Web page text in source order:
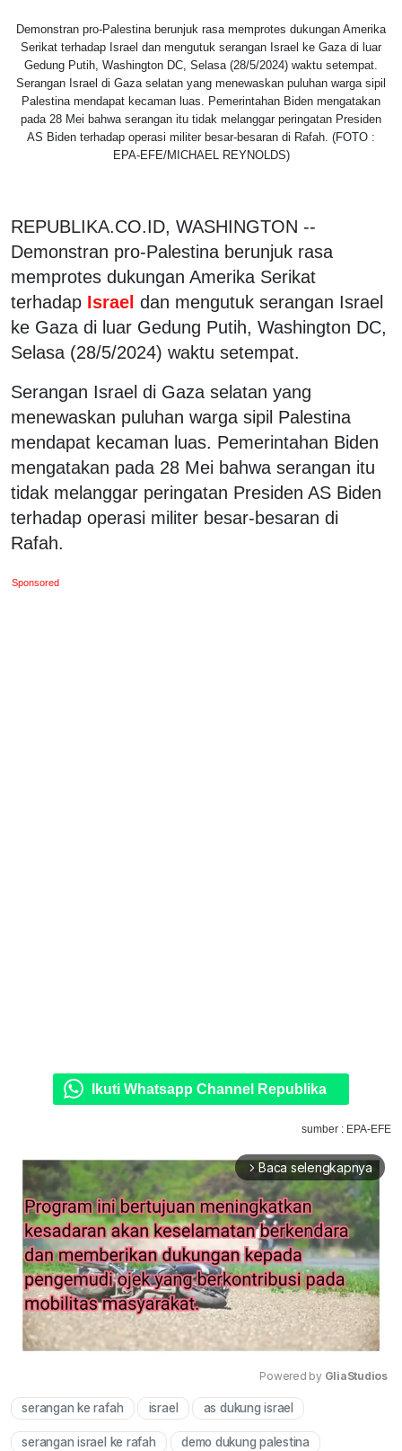
Demonstran pro-Palestina berunjuk rasa memprotes dukungan Amerika
Serikat terhadap Israel dan mengutuk serangan Israel ke Gaza di luar
Gedung Putih, Washington DC, Selasa (28/5/2024) waktu setempat.
Serangan Israel di Gaza selatan yang menewaskan puluhan warga sipil
Palestina mendapat kecaman luas. Pemerintahan Biden mengatakan
pada 28 Mei bahwa serangan itu tidak melanggar peringatan Presiden
AS Biden terhadap operasi militer besar-besaran di Rafah. (FOTO :
EPA-EFE/MICHAEL REYNOLDS)
REPUBLIKA.CO.ID, WASHINGTON --
Demonstran pro-Palestina berunjuk rasa
memprotes dukungan Amerika Serikat
terhadap Israel dan mengutuk serangan Israel
ke Gaza di luar Gedung Putih, Washington DC,
Selasa (28/5/2024) waktu setempat.
Serangan Israel di Gaza selatan yang
menewaskan puluhan warga sipil Palestina
mendapat kecaman luas. Pemerintahan Biden
mengatakan pada 28 Mei bahwa serangan itu
tidak melanggar peringatan Presiden AS Biden
terhadap operasi militer besar-besaran di
Rafah.
Sponsored
Ikuti Whatsapp Channel Republika
sumber : EPA-EFE
arrow_forward_ios Baca selengkapnya
Powered by GliaStudios
serangan ke rafah israel as dukung israel
serangan israel ke rafah demo dukung palestina